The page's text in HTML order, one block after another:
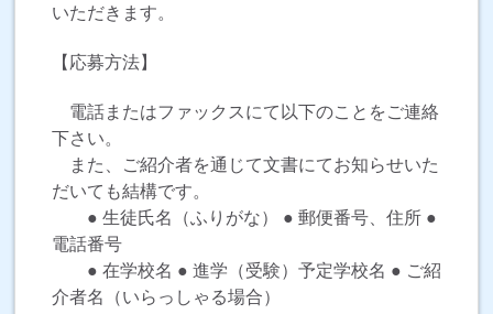
いただきます。
【応募方法】
電話またはファックスにて以下のことをご連絡
下さい。
また、ご紹介者を通じて文書にてお知らせいた
だいても結構です。
● 生徒氏名（ふりがな） ● 郵便番号、住所 ●
電話番号
● 在学校名 ● 進学（受験）予定学校名 ● ご紹
介者名（いらっしゃる場合）